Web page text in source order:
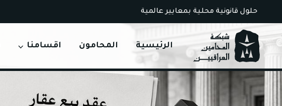
to
content
حلول قانونية محلية بمعايير عالمية
الرئيسية المحامون اقسامنا